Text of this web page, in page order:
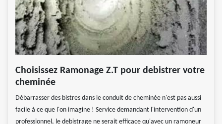
Choisissez Ramonage Z.T pour debistrer votre
cheminée
Débarrasser des bistres dans le conduit de cheminée n'est pas aussi
facile à ce que l'on imagine ! Service demandant l'intervention d'un
professionnel, le debistrage ne serait efficace qu'avec un ramoneur